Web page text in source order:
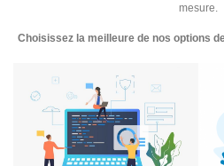
mesure.
Choisissez la meilleure de nos options